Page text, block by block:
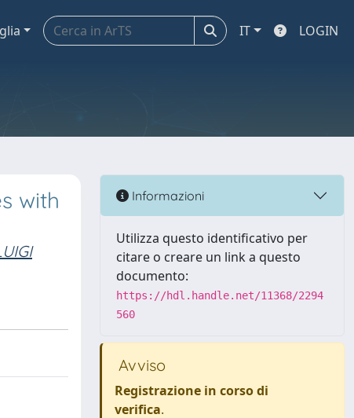
IT LOGIN
with
Informazioni
Utilizza questo identificativo per
citare o creare un link a questo
documento:
https://hdl.handle.net/11368/2294
560
Avviso
Registrazione in corso di
verifica.